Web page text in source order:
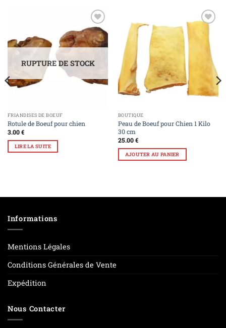
Ajouter
à la liste
de
souhaits
RUPTURE DE STOCK
FRIANDISES DE BOEUF
Rotule de Boeuf pour chien
3.00€
LIRE LA SUITE
souhaits
BOUTIQUE
Peau de Boeuf pour Chien 1 Kilo
30 cm
25.00€
AJOUTER AU PANIER
Informations
Mentions Légales
Conditions Générales de Vente
Expédition
Nous Contacter